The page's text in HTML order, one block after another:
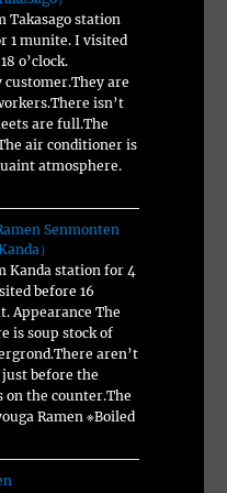
Takasago station
1 munite. I visited
o’clock.
customer.They are
isn’t
are full.The
air conditioner is
atmosphere.
Senmonten
）
Kanda station for 4
before 16
Appearance The
is soup stock of
aren’t
before the
on the counter.The
Ramen ※Boiled